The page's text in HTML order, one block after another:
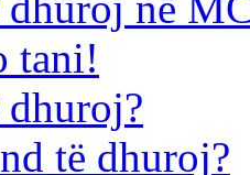
tani!
dhuroj?
të dhuroj?